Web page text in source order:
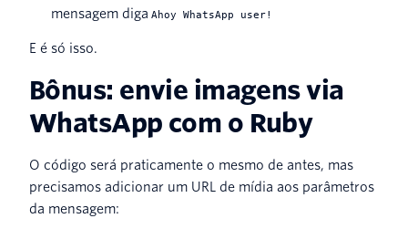
mensagem diga Ahoy WhatsApp user!
E é só isso.
Bônus: envie imagens via
WhatsApp com o Ruby
O código será praticamente o mesmo de antes, mas
precisamos adicionar um URL de mídia aos parâmetros
da mensagem: